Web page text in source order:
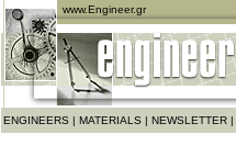
www.Engineer.gr
ENGINEERS | MATERIALS | NEWSLETTER|